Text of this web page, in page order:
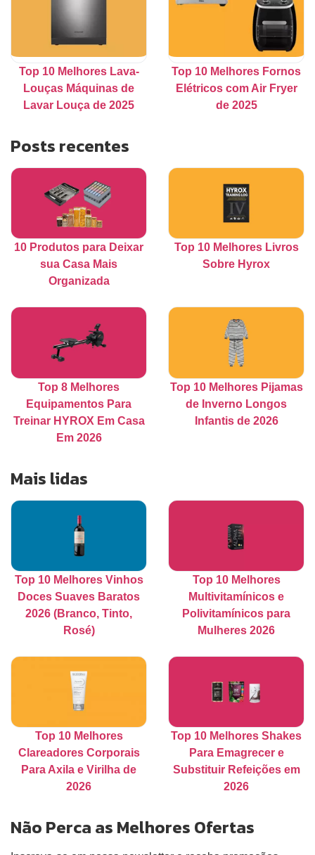
Top 10 Melhores Lava-
Louças Máquinas de
Lavar Louça de 2025
Top 10 Melhores Fornos
Elétricos com Air Fryer
de 2025
Posts recentes
10 Produtos para Deixar
sua Casa Mais
Organizada
Top 10 Melhores Livros
Sobre Hyrox
Top 8 Melhores
Equipamentos Para
Treinar HYROX Em Casa
Em 2026
Top 10 Melhores Pijamas
de Inverno Longos
Infantis de 2026
Mais lidas
Top 10 Melhores Vinhos
Doces Suaves Baratos
2026 (Branco, Tinto,
Rosé)
Top 10 Melhores
Multivitamínicos e
Polivitamínicos para
Mulheres 2026
Top 10 Melhores
Clareadores Corporais
Para Axila e Virilha de
2026
Top 10 Melhores Shakes
Para Emagrecer e
Substituir Refeições em
2026
Não Perca as Melhores Ofertas